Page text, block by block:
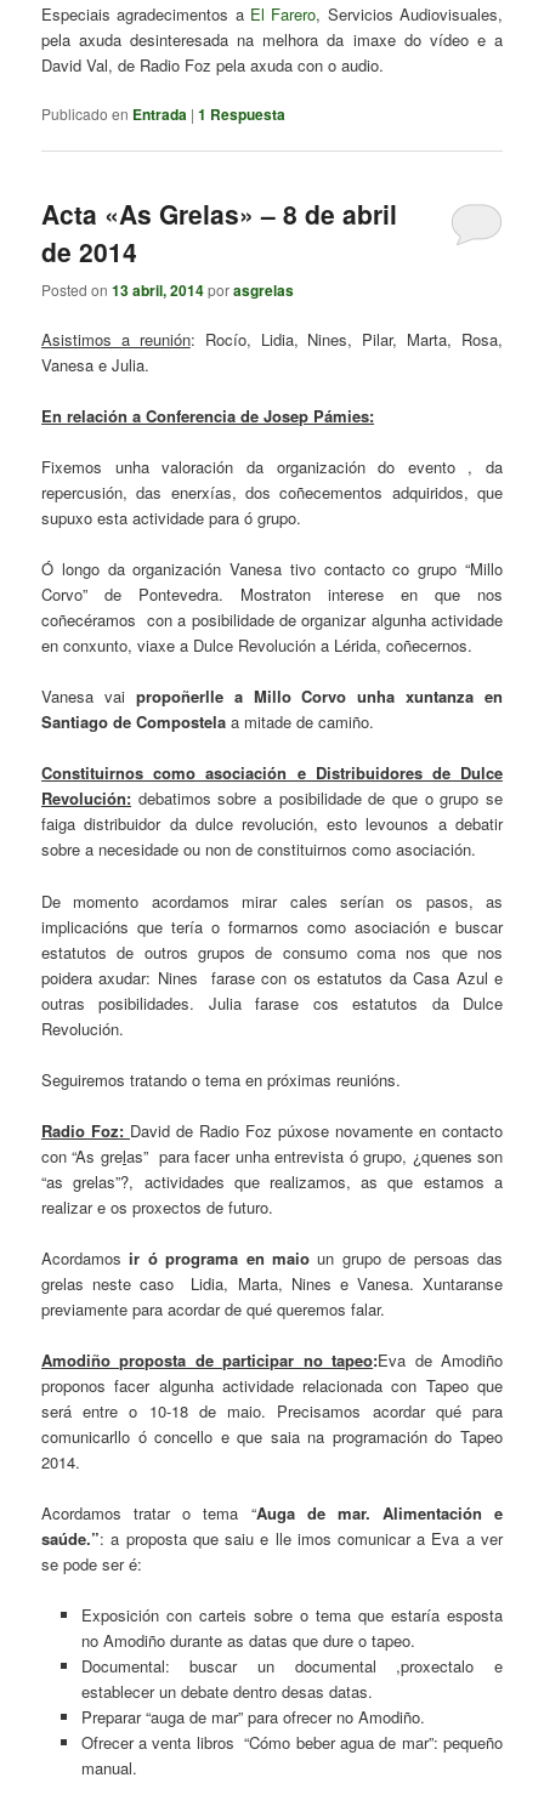
Especiais agradecimentos a El Farero, Servicios Audiovisuales,
pela axuda desinteresada na melhora da imaxe do vídeo e a
David Val, de Radio Foz pela axuda con o audio.
Publicado en Entrada |1 Respuesta
Acta «As Grelas» – 8 de abril
de 2014
Posted on13 abril, 2014porasgrelas
Asistimos a reunión: Rocío, Lidia, Nines, Pilar, Marta, Rosa,
Vanesa e Julia.
En relación a Conferencia de Josep Pámies:
Fixemos unha valoración da organización do evento , da
repercusión, das enerxías, dos coñecementos adquiridos, que
supuxo esta actividade para ó grupo.
Ó longo da organización Vanesa tivo contacto co grupo “Millo
Corvo” de Pontevedra. Mostraton interese en que nos
coñecéramos con a posibilidade de organizar algunha actividade
en conxunto, viaxe a Dulce Revolución a Lérida, coñecernos.
Vanesa vai propoñerlle a Millo Corvo unha xuntanza en
Santiago de Compostela a mitade de camiño.
Constituirnos como asociación e Distribuidores de Dulce
Revolución: debatimos sobre a posibilidade de que o grupo se
faiga distribuidor da dulce revolución, esto levounos a debatir
sobre a necesidade ou non de constituirnos como asociación.
De momento acordamos mirar cales serían os pasos, as
implicacións que tería o formarnos como asociación e buscar
estatutos de outros grupos de consumo coma nos que nos
poidera axudar: Nines farase con os estatutos da Casa Azul e
outras posibilidades. Julia farase cos estatutos da Dulce
Revolución.
Seguiremos tratando o tema en próximas reunións.
Radio Foz: David de Radio Foz púxose novamente en contacto
con “As grelas” para facer unha entrevista ó grupo, ¿quenes son
“as grelas”?, actividades que realizamos, as que estamos a
realizar e os proxectos de futuro.
Acordamosir ó programa en maioun grupo de persoas das
grelas neste caso Lidia, Marta, Nines e Vanesa. Xuntaranse
previamente para acordar de qué queremos falar.
Amodiño proposta de participar no tapeo:Eva de Amodiño
proponos facer algunha actividade relacionada con Tapeo que
será entre o 10-18 de maio. Precisamos acordar qué para
comunicarllo ó concello e que saia na programación do Tapeo
2014.
Acordamos tratar o tema “Auga de mar. Alimentación e
saúde.”: a proposta que saiu e lle imos comunicar a Eva a ver
se pode ser é:
Exposición con carteis sobre o tema que estaría esposta
no Amodiño durante as datas que dure o tapeo.
Documental: buscar un documental ,proxectalo e
establecer un debate dentro desas datas.
Preparar “auga de mar” para ofrecer no Amodiño.
Ofrecer a venta libros “Cómo beber agua de mar”: pequeño
manual.